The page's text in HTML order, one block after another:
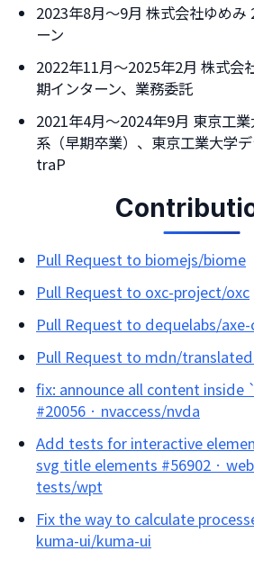
2023年8月～9月 株式会社ゆめみ
ーン
2022年11月～2025年2月 株式会
期インターン、業務委託
2021年4月～2024年9月 東京工
系（早期卒業）、東京工業大学
traP
Pull Request to biomejs/biome
Pull Request to oxc-project/oxc
Pull Request to dequelabs/
Pull Request to mdn/
fix: announce all content
#20056 · nvaccess/nvda
Add tests for interactive
svg title elements #56902 ·
tests/wpt
Fix the way to calculate
kuma-ui/kuma-ui